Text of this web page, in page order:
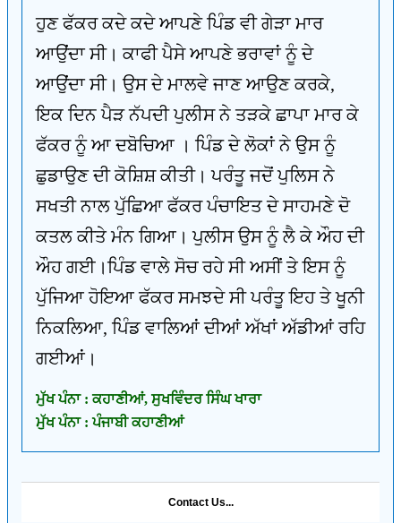
ਹੁਣ ਫੱਕਰ ਕਦੇ ਕਦੇ ਆਪਣੇ ਪਿੰਡ ਵੀ ਗੇੜਾ ਮਾਰ
ਆਉਂਦਾ ਸੀ। ਕਾਫੀ ਪੈਸੇ ਆਪਣੇ ਭਰਾਵਾਂ ਨੂੰ ਦੇ
ਆਉਂਦਾ ਸੀ। ਉਸ ਦੇ ਮਾਲਵੇ ਜਾਣ ਆਉਣ ਕਰਕੇ,
ਇਕ ਦਿਨ ਪੈੜ ਨੱਪਦੀ ਪੁਲੀਸ ਨੇ ਤੜਕੇ ਛਾਪਾ ਮਾਰ ਕੇ
ਫੱਕਰ ਨੂੰ ਆ ਦਬੋਚਿਆ । ਪਿੰਡ ਦੇ ਲੋਕਾਂ ਨੇ ਉਸ ਨੂੰ
ਛੁਡਾਉਣ ਦੀ ਕੋਸ਼ਿਸ਼ ਕੀਤੀ। ਪਰੰਤੂ ਜਦੋਂ ਪੁਲਿਸ ਨੇ
ਸਖਤੀ ਨਾਲ ਪੁੱਛਿਆ ਫੱਕਰ ਪੰਚਾਇਤ ਦੇ ਸਾਹਮਣੇ ਦੋ
ਕਤਲ ਕੀਤੇ ਮੰਨ ਗਿਆ। ਪੁਲੀਸ ਉਸ ਨੂੰ ਲੈ ਕੇ ਔਹ ਦੀ
ਔਹ ਗਈ।ਪਿੰਡ ਵਾਲੇ ਸੋਚ ਰਹੇ ਸੀ ਅਸੀਂ ਤੇ ਇਸ ਨੂੰ
ਪੁੱਜਿਆ ਹੋਇਆ ਫੱਕਰ ਸਮਝਦੇ ਸੀ ਪਰੰਤੂ ਇਹ ਤੇ ਖੂਨੀ
ਨਿਕਲਿਆ, ਪਿੰਡ ਵਾਲਿਆਂ ਦੀਆਂ ਅੱਖਾਂ ਅੱਡੀਆਂ ਰਹਿ
ਗਈਆਂ।
ਮੁੱਖ ਪੰਨਾ : ਕਹਾਣੀਆਂ, ਸੁਖਵਿੰਦਰ ਸਿੰਘ ਖਾਰਾ
ਮੁੱਖ ਪੰਨਾ : ਪੰਜਾਬੀ ਕਹਾਣੀਆਂ
Contact Us...